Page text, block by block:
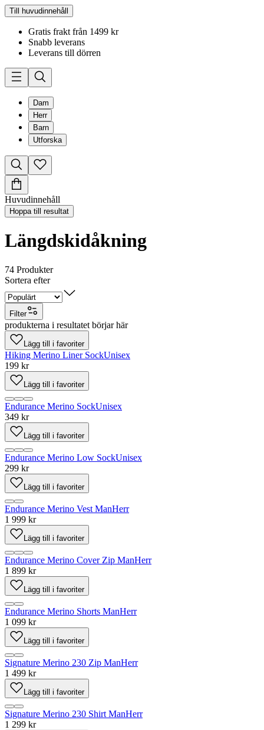
Till huvudinnehåll
Gratis frakt från 1499 kr
Snabb leverans
Leverans till dörren
Dam
Herr
Barn
Utforska
Huvudinnehåll
Hoppa till resultat
Längdskidåkning
74 Produkter
Sortera efter
Filter
produkterna i resultatet börjar här
Lägg till i favoriter
Hiking Merino Liner SockUnisex
199 kr
Lägg till i favoriter
Endurance Merino SockUnisex
349 kr
Lägg till i favoriter
Endurance Merino Low SockUnisex
299 kr
Lägg till i favoriter
Endurance Merino Vest ManHerr
1 999 kr
Lägg till i favoriter
Endurance Merino Cover Zip ManHerr
1 899 kr
Lägg till i favoriter
Endurance Merino Shorts ManHerr
1 099 kr
Lägg till i favoriter
Signature Merino 230 Zip ManHerr
1 499 kr
Lägg till i favoriter
Signature Merino 230 Shirt ManHerr
1 299 kr